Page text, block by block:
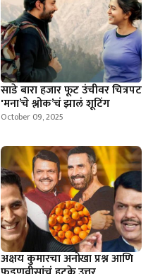
साडे बारा हजार फूट उंचीवर चित्रपट
'मना’चे श्लोक’चं झालं शूटिंग
October 09, 2025
अक्षय कुमारचा अनोखा प्रश्न आणि